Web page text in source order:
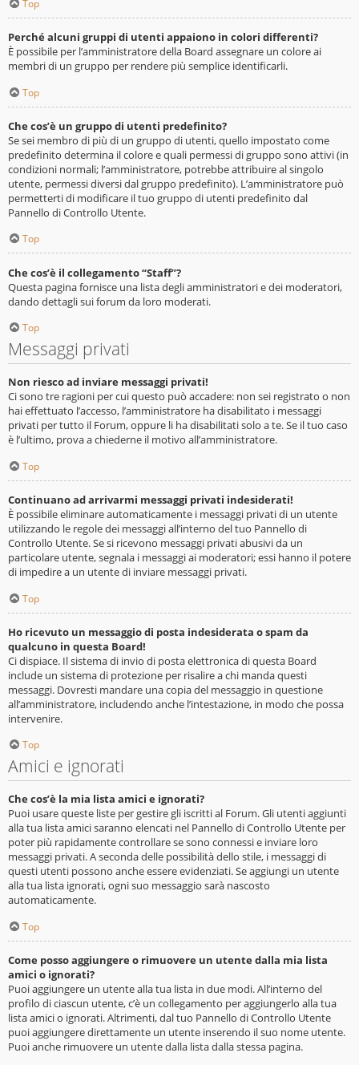
Top
Perché alcuni gruppi di utenti appaiono in colori differenti?
È possibile per l’amministratore della Board assegnare un colore ai
membri di un gruppo per rendere più semplice identificarli.
Top
Che cos’è un gruppo di utenti predefinito?
Se sei membro di più di un gruppo di utenti, quello impostato come
predefinito determina il colore e quali permessi di gruppo sono attivi (in
condizioni normali; l’amministratore, potrebbe attribuire al singolo
utente, permessi diversi dal gruppo predefinito). L’amministratore può
permetterti di modificare il tuo gruppo di utenti predefinito dal
Pannello di Controllo Utente.
Top
Che cos’è il collegamento “Staff”?
Questa pagina fornisce una lista degli amministratori e dei moderatori,
dando dettagli sui forum da loro moderati.
Top
Messaggi privati
Non riesco ad inviare messaggi privati!
Ci sono tre ragioni per cui questo può accadere: non sei registrato o non
hai effettuato l’accesso, l’amministratore ha disabilitato i messaggi
privati per tutto il Forum, oppure li ha disabilitati solo a te. Se il tuo caso
è l’ultimo, prova a chiederne il motivo all’amministratore.
Top
Continuano ad arrivarmi messaggi privati indesiderati!
È possibile eliminare automaticamente i messaggi privati ​​di un utente
utilizzando le regole dei messaggi all’interno del tuo Pannello di
Controllo Utente. Se si ricevono messaggi privati ​​abusivi da un
particolare utente, segnala i messaggi ai moderatori; essi hanno il potere
di impedire a un utente di inviare messaggi privati​​.
Top
Ho ricevuto un messaggio di posta indesiderata o spam da
qualcuno in questa Board!
Ci dispiace. Il sistema di invio di posta elettronica di questa Board
include un sistema di protezione per risalire a chi manda questi
messaggi. Dovresti mandare una copia del messaggio in questione
all’amministratore, includendo anche l’intestazione, in modo che possa
intervenire.
Top
Amici e ignorati
Che cos’è la mia lista amici e ignorati?
Puoi usare queste liste per gestire gli iscritti al Forum. Gli utenti aggiunti
alla tua lista amici saranno elencati nel Pannello di Controllo Utente per
poter più rapidamente controllare se sono connessi e inviare loro
messaggi privati. A seconda delle possibilità dello stile, i messaggi di
questi utenti possono anche essere evidenziati. Se aggiungi un utente
alla tua lista ignorati, ogni suo messaggio sarà nascosto
automaticamente.
Top
Come posso aggiungere o rimuovere un utente dalla mia lista
amici o ignorati?
Puoi aggiungere un utente alla tua lista in due modi. All’interno del
profilo di ciascun utente, c’è un collegamento per aggiungerlo alla tua
lista amici o ignorati. Altrimenti, dal tuo Pannello di Controllo Utente
puoi aggiungere direttamente un utente inserendo il suo nome utente.
Puoi anche rimuovere un utente dalla lista dalla stessa pagina.